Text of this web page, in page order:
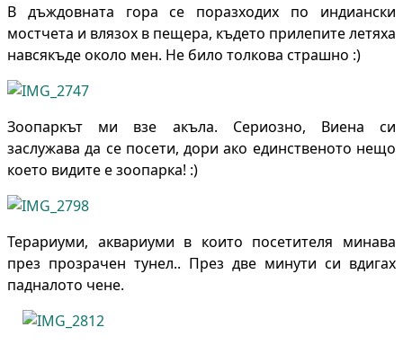
В дъждовната гора се поразходих по индиански
мостчета и влязох в пещера, където прилепите летяха
навсякъде около мен. Не било толкова страшно :)
Зоопаркът ми взе акъла. Сериозно, Виена си
заслужава да се посети, дори ако единственото нещо
което видите е зоопарка! :)
Терариуми, аквариуми в които посетителя минава
през прозрачен тунел.. През две минути си вдигах
падналото чене.